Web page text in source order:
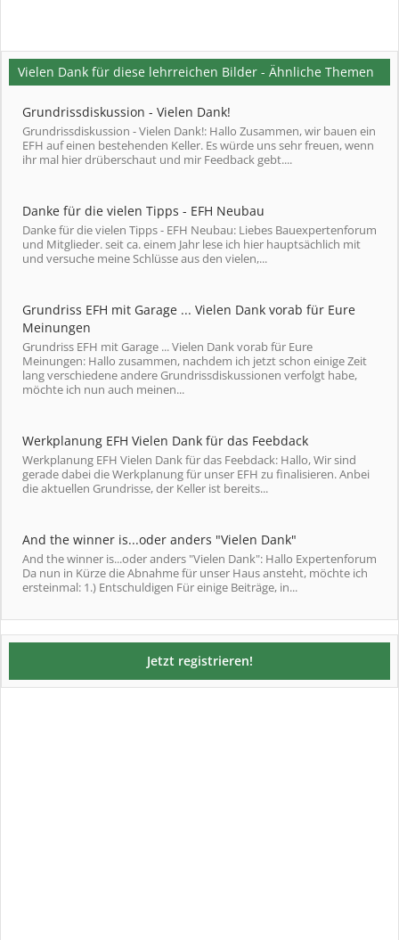
Vielen Dank für diese lehrreichen Bilder - Ähnliche Themen
Grundrissdiskussion - Vielen Dank!
Grundrissdiskussion - Vielen Dank!: Hallo Zusammen, wir bauen ein
EFH auf einen bestehenden Keller. Es würde uns sehr freuen, wenn
ihr mal hier drüberschaut und mir Feedback gebt....
Danke für die vielen Tipps - EFH Neubau
Danke für die vielen Tipps - EFH Neubau: Liebes Bauexpertenforum
und Mitglieder. seit ca. einem Jahr lese ich hier hauptsächlich mit
und versuche meine Schlüsse aus den vielen,...
Grundriss EFH mit Garage ... Vielen Dank vorab für Eure
Meinungen
Grundriss EFH mit Garage ... Vielen Dank vorab für Eure
Meinungen: Hallo zusammen, nachdem ich jetzt schon einige Zeit
lang verschiedene andere Grundrissdiskussionen verfolgt habe,
möchte ich nun auch meinen...
Werkplanung EFH Vielen Dank für das Feebdack
Werkplanung EFH Vielen Dank für das Feebdack: Hallo, Wir sind
gerade dabei die Werkplanung für unser EFH zu finalisieren. Anbei
die aktuellen Grundrisse, der Keller ist bereits...
And the winner is...oder anders "Vielen Dank"
And the winner is...oder anders "Vielen Dank": Hallo Expertenforum
Da nun in Kürze die Abnahme für unser Haus ansteht, möchte ich
ersteinmal: 1.) Entschuldigen Für einige Beiträge, in...
Jetzt registrieren!